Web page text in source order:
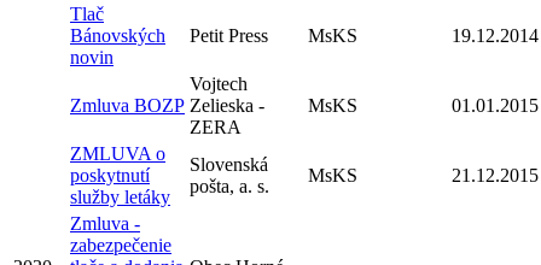
Tlač
Bánovských
novin
Petit Press MsKS 19.12.2014
Zmluva BOZP
Vojtech
Zelieska -
ZERA
MsKS 01.01.2015
ZMLUVA o
poskytnutí
služby letáky
Slovenská
pošta, a. s.
MsKS 21.12.2015
Zmluva -
zabezpečenie